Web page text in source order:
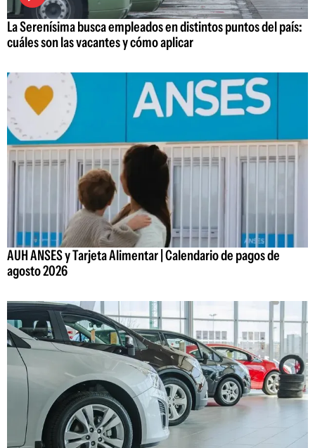
La Serenísima busca empleados en distintos puntos del país:
cuáles son las vacantes y cómo aplicar
AUH ANSES y Tarjeta Alimentar | Calendario de pagos de
agosto 2026